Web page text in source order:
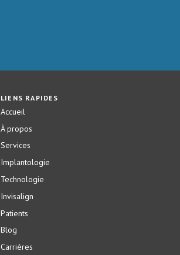
LIENS RAPIDES
Accueil
À propos
Services
Implantologie
Technologie
Invisalign
Patients
Blog
Carrières